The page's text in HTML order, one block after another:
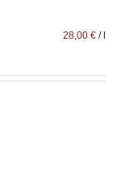
28,00 € /l